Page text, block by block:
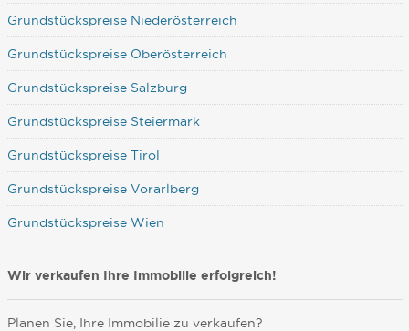
Grundstückspreise Niederösterreich
Grundstückspreise Oberösterreich
Grundstückspreise Salzburg
Grundstückspreise Steiermark
Grundstückspreise Tirol
Grundstückspreise Vorarlberg
Grundstückspreise Wien
Wir verkaufen Ihre Immobilie erfolgreich!
Planen Sie, Ihre Immobilie zu verkaufen?